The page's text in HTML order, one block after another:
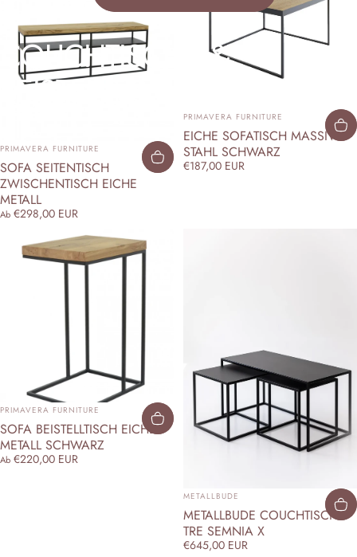
COUCHTISCHE &
BEISTELLTISCHE
ANBIETER:
PRIMAVERA FURNITURE
SOFA SEITENTISCH
ZWISCHENTISCH EICHE
METALL
Ab €298,00 EUR
ANBIETER:
PRIMAVERA FURNITURE
EICHE SOFATISCH MASSIV
STAHL SCHWARZ
€187,00 EUR
ANBIETER:
PRIMAVERA FURNITURE
SOFA BEISTELLTISCH EICHE
METALL SCHWARZ
Ab €220,00 EUR
ANBIETER:
METALLBUDE
METALLBUDE COUCHTISCH
TRE SEMNIA X
€645,00 EUR